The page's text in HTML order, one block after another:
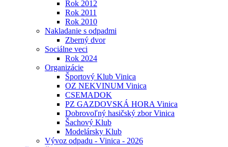
Rok 2012
Rok 2011
Rok 2010
Nakladanie s odpadmi
Zberný dvor
Sociálne veci
Rok 2024
Organizácie
Športový Klub Vinica
OZ NEKVINUM Vinica
CSEMADOK
PZ GAZDOVSKÁ HORA Vinica
Dobrovoľný hasičský zbor Vinica
Šachový Klub
Modelársky Klub
Vývoz odpadu - Vinica - 2026